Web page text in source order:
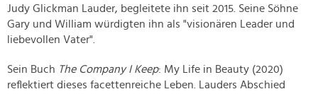
Judy Glickman Lauder, begleitete ihn seit 2015. Seine Söhne
Gary und William würdigten ihn als "visionären Leader und
liebevollen Vater".
Sein Buch The Company I Keep: My Life in Beauty (2020)
reflektiert dieses facettenreiche Leben. Lauders Abschied